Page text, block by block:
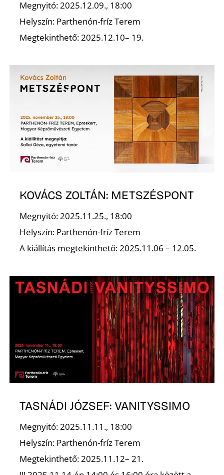
Megnyitó: 2025.12.09., 18:00
Helyszín: Parthenón-fríz Terem
Megtekinthető: 2025.12.10– 19.
KOVÁCS ZOLTÁN: METSZÉSPONT
Megnyitó: 2025.11.25., 18:00
Helyszín: Parthenón-fríz Terem
A kiállítás megtekinthető: 2025.11.06 – 12.05.
TASNÁDI JÓZSEF: VANITYSSIMO
Megnyitó: 2025.11.11., 18:00
Helyszín: Parthenón-fríz Terem
Megtekinthető: 2025.11.12– 21.